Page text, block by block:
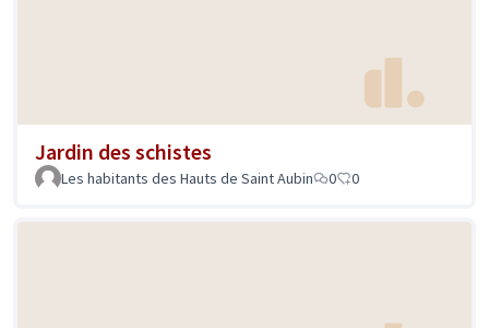
Jardin des schistes
Les habitants des Hauts de Saint Aubin 0 0